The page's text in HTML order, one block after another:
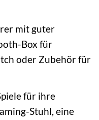
mit guter
Box für
oder Zubehör für
für ihre
Stuhl, eine